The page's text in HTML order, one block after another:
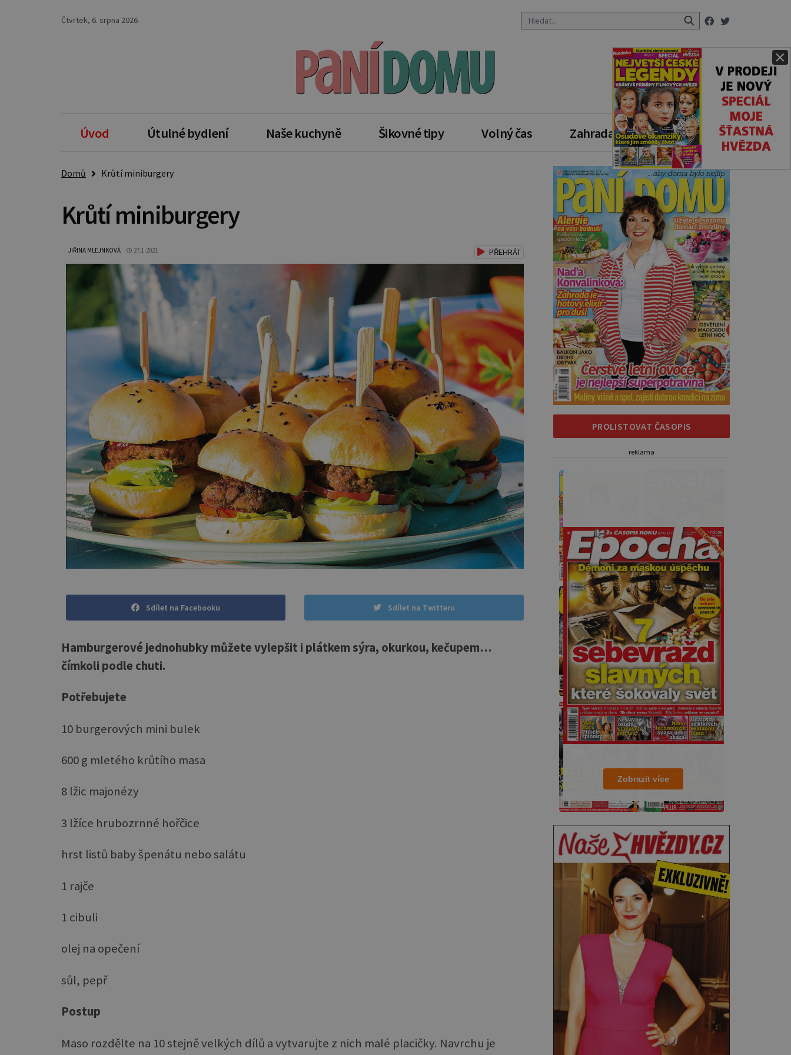
×
Čtvrtek, 6. srpna 2026
Úvod Útulné bydlení Naše kuchyně Šikovné tipy Volný čas Zahrada Zdravý styl
Domů Krůtí miniburgery
Krůtí miniburgery
JIŘINA MLEJNKOVÁ 27.1.2021 PŘEHRÁT
Sdílet na Facebooku Sdílet na Twitteru
Hamburgerové jednohubky můžete vylepšit i plátkem sýra, okurkou, kečupem…
čímkoli podle chuti.
Potřebujete
10 burgerových mini bulek
600 g mletého krůtího masa
8 lžic majonézy
3 lžíce hrubozrnné hořčice
hrst listů baby špenátu nebo salátu
1 rajče
1 cibuli
olej na opečení
sůl, pepř
Postup
Maso rozdělte na 10 stejně velkých dílů a vytvarujte z nich malé placičky. Navrchu je
PROLISTOVAT ČASOPIS
reklama